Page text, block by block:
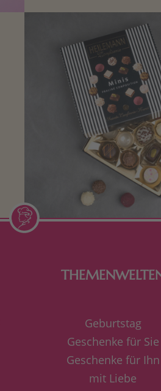
Geburtstag
Geschenke für Sie
Geschenke für Ihn
mit Liebe